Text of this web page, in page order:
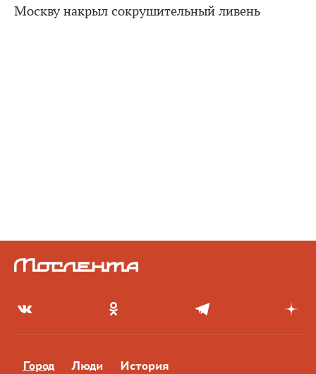
Москву накрыл сокрушительный ливень
Город Люди История